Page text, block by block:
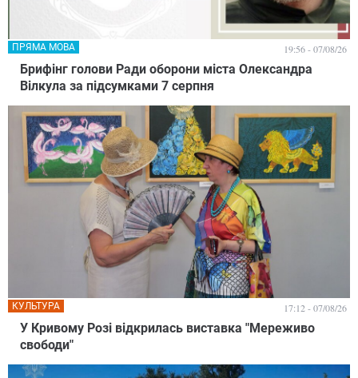
Брифінг голови Ради оборони міста Олександра
Вілкула за підсумками 7 серпня
ПРЯМА МОВА 19:56 - 07/08/26
У Кривому Розі відкрилась виставка "Мереживо
свободи"
КУЛЬТУРА 17:12 - 07/08/26